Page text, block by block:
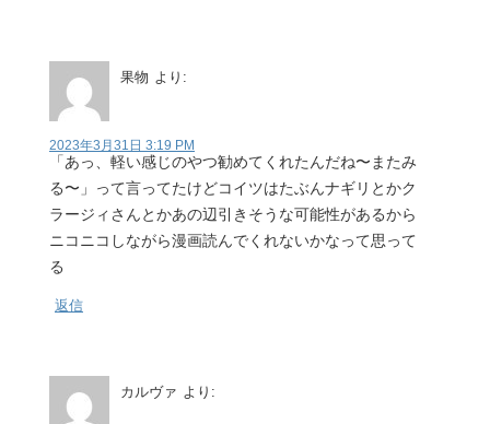
果物 より:
2023年3月31日 3:19 PM
「あっ、軽い感じのやつ勧めてくれたんだね〜またみ
る〜」って言ってたけどコイツはたぶんナギリとかク
ラージィさんとかあの辺引きそうな可能性があるから
ニコニコしながら漫画読んでくれないかなって思って
る
返信
カルヴァ より: